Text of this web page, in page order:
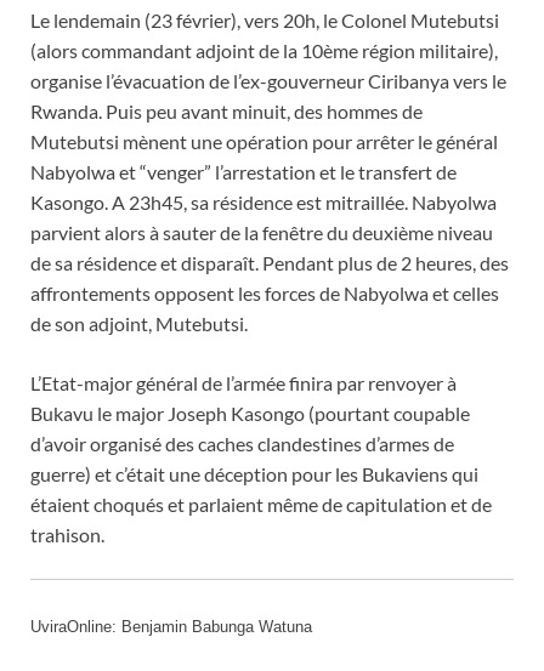
Le lendemain (23 février), vers 20h, le Colonel Mutebutsi
(alors commandant adjoint de la 10ème région militaire),
organise l’évacuation de l’ex-gouverneur Ciribanya vers le
Rwanda. Puis peu avant minuit, des hommes de
Mutebutsi mènent une opération pour arrêter le général
Nabyolwa et “venger” l’arrestation et le transfert de
Kasongo. A 23h45, sa résidence est mitraillée. Nabyolwa
parvient alors à sauter de la fenêtre du deuxième niveau
de sa résidence et disparaît. Pendant plus de 2 heures, des
affrontements opposent les forces de Nabyolwa et celles
de son adjoint, Mutebutsi.
L’Etat-major général de l’armée finira par renvoyer à
Bukavu le major Joseph Kasongo (pourtant coupable
d’avoir organisé des caches clandestines d’armes de
guerre) et c’était une déception pour les Bukaviens qui
étaient choqués et parlaient même de capitulation et de
trahison.
UviraOnline: Benjamin Babunga Watuna